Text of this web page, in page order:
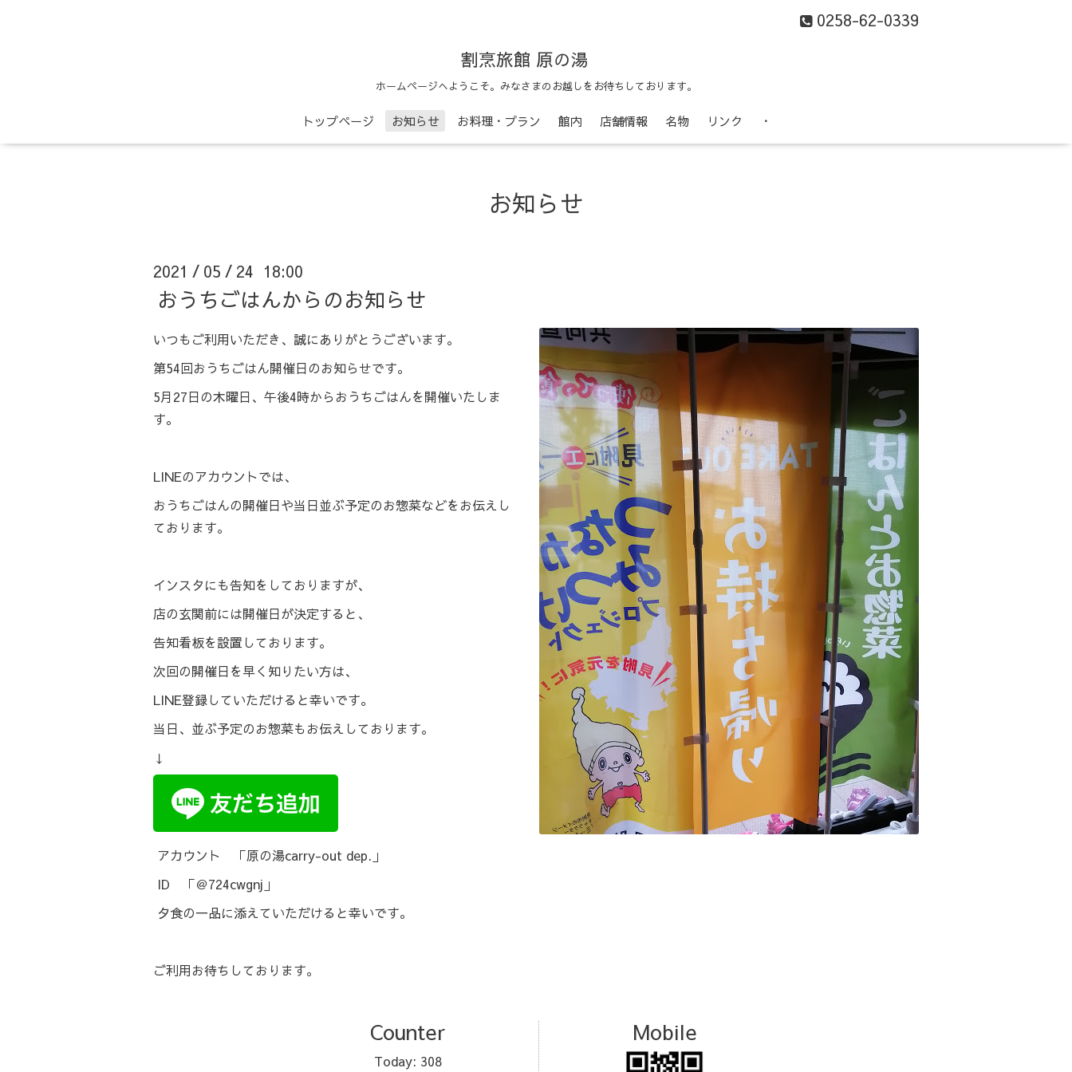
0258-62-0339
割烹旅館 原の湯
ホームページへようこそ。みなさまのお越しをお待ちしております。
トップページ お知らせ お料理・プラン 館内 店舗情報 名物 リンク ・
お知らせ
2021 / 05 / 24 18:00
おうちごはんからのお知らせ
いつもご利用いただき、誠にありがとうございます。
第54回おうちごはん開催日のお知らせです。
5月27日の木曜日、午後4時からおうちごはんを開催いたしま
す。
LINEのアカウントでは、
おうちごはんの開催日や当日並ぶ予定のお惣菜などをお伝えし
ております。
インスタにも告知をしておりますが、
店の玄関前には開催日が決定すると、
告知看板を設置しております。
次回の開催日を早く知りたい方は、
LINE登録していただけると幸いです。
当日、並ぶ予定のお惣菜もお伝えしております。
↓
アカウント 「原の湯carry-out dep.」
ID 「＠724cwgnj」
夕食の一品に添えていただけると幸いです。
ご利用お待ちしております。
Counter
Today: 308
Mobile